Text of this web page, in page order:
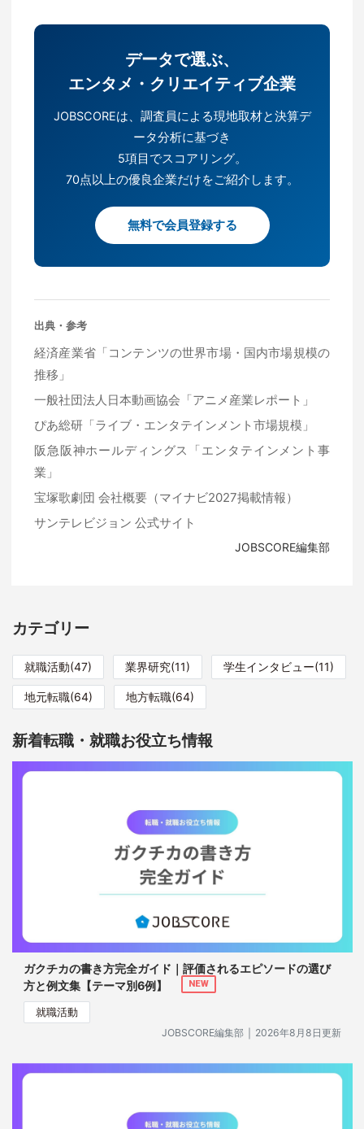
データで選ぶ、
エンタメ・クリエイティブ企業
JOBSCOREは、調査員による現地取材と決算デ
ータ分析に基づき
5項目でスコアリング。
70点以上の優良企業だけをご紹介します。
無料で会員登録する
出典・参考
経済産業省「コンテンツの世界市場・国内市場規模の
推移」
一般社団法人日本動画協会「アニメ産業レポート」
ぴあ総研「ライブ・エンタテインメント市場規模」
阪急阪神ホールディングス「エンタテインメント事
業」
宝塚歌劇団 会社概要（マイナビ2027掲載情報）
サンテレビジョン 公式サイト
JOBSCORE編集部
カテゴリー
就職活動(47) 業界研究(11) 学生インタビュー(11)
地元転職(64) 地方転職(64)
新着転職・就職お役立ち情報
ガクチカの書き方完全ガイド｜評価されるエピソードの選び
方と例文集【テーマ別6例】
NEW
就職活動
JOBSCORE編集部 ｜ 2026年8月8日更新